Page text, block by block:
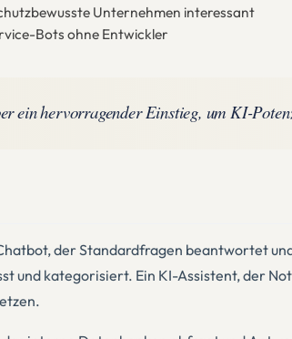
Unternehmen interessant
Bots ohne Entwickler
hervorragender Einstieg, um KI-
der Standardfragen beantwortet
und kategorisiert. Ein KI-Assistent, der